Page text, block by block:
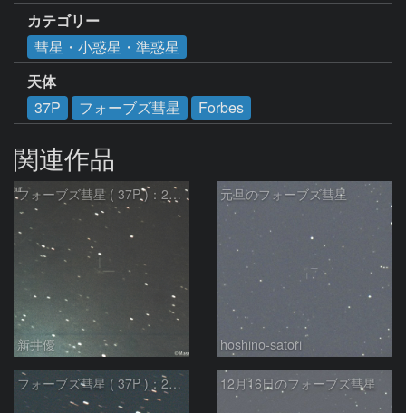
カテゴリー
彗星・小惑星・準惑星
天体
37P
フォーブズ彗星 Forbes
関連作品
フォーブズ彗星 ( 37P )：2024/12/29
新井優
元旦のフォーブズ彗星
hoshino-satori
フォーブズ彗星 ( 37P )：2024/12/19 12月16日のフォーブズ彗星